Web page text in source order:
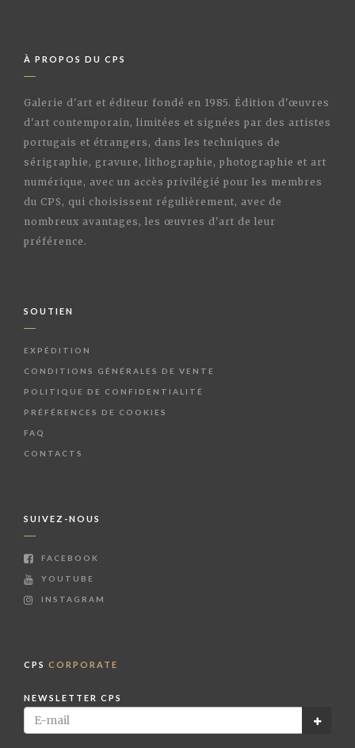
À PROPOS DU CPS
Galerie d'art et éditeur fondé en 1985. Édition d'œuvres
d'art contemporain, limitées et signées par des artistes
portugais et étrangers, dans les techniques de
sérigraphie, gravure, lithographie, photographie et art
numérique, avec un accès privilégié pour les membres
du CPS, qui choisissent régulièrement, avec de
nombreux avantages, les œuvres d'art de leur
préférence.
SOUTIEN
EXPÉDITION
CONDITIONS GÉNÉRALES DE VENTE
POLITIQUE DE CONFIDENTIALITÉ
PRÉFÉRENCES DE COOKIES
FAQ
CONTACTS
SUIVEZ-NOUS
FACEBOOK
YOUTUBE
INSTAGRAM
CPS CORPORATE
NEWSLETTER CPS